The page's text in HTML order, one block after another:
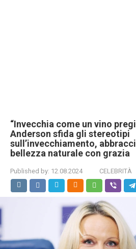
“Invecchia come un vino
Anderson sfida gli stereotipi
sull’invecchiamento,
bellezza naturale con grazia
Published by: 12.08.2024 CELEBRITÀ